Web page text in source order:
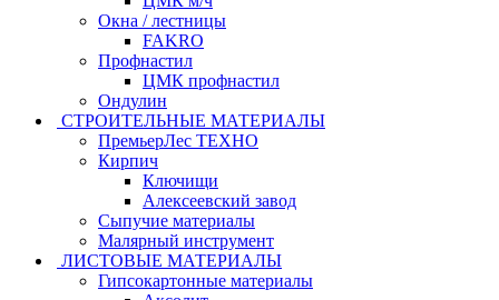
Окна / лестницы
FAKRO
Профнастил
ЦМК профнастил
Ондулин
СТРОИТЕЛЬНЫЕ МАТЕРИАЛЫ
ПремьерЛес ТЕХНО
Кирпич
Ключищи
Алексеевский завод
Сыпучие материалы
Малярный инструмент
ЛИСТОВЫЕ МАТЕРИАЛЫ
Гипсокартонные материалы